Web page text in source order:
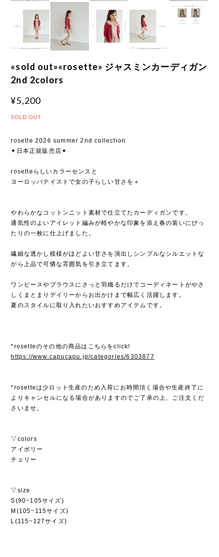
«sold out»«rosette» ジャスミンカーディガン
2nd 2colors
¥5,200
SOLD OUT
rosette 2026 summer 2nd collection
✦日本正規販売店✦
rosetteらしいカラーセンスと
ヨーロッパテイストで女の子らしい甘さを＋
やわらかなコットンニット素材で仕立てたカーディガンです。
通気性のよいアイレット編みが軽やかな印象を添え春の装いにぴっ
たりの一枚に仕上げました。
繊細な透かし模様がほどよい甘さを演出しシンプルなシルエットな
がら上品で可憐な雰囲気を引き立てます。
ワンピースやブラウスにさっと羽織るだけでコーディネートがやさ
しくまとまりデイリーからお出かけまで幅広く活躍します。
夏のスタイルに取り入れたいおすすめアイテムです。
*rosetteのその他の商品はこちらをclick!
https://www.capucapu.jp/categories/6303877
*rosetteは少ロット生産のため入荷にお時間頂く場合や生産終了に
よりキャンセルになる場合がありますのでご了承の上、ご注文くだ
さいませ。
▽colors
アイボリー
チェリー
▽size
S(90~105サイズ)
M(105~115サイズ)
L(115~127サイズ)